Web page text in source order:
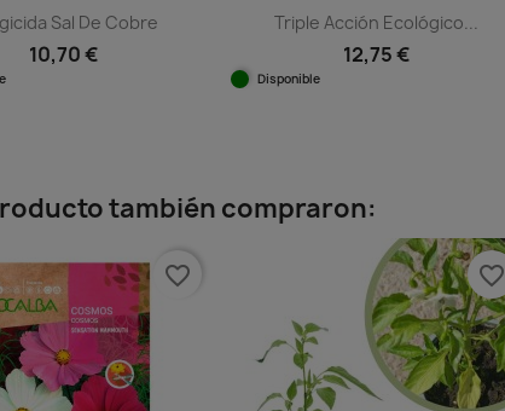
Sal De Cobre
10,70 €
Triple Acción Ecológico...
12,75 €
Disponible
también compraron:
favorite_border favorite_border